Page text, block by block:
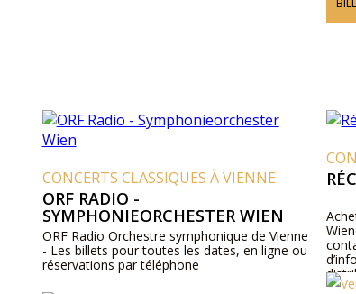
CONCERTS CLASSIQUES À VIENNE
ORF RADIO -
SYMPHONIEORCHESTER WIEN
ORF Radio Orchestre symphonique de Vienne
- Les billets pour toutes les dates, en ligne ou
réservations par téléphone